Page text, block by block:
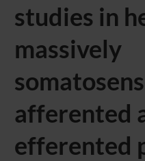
studies in
massively
afferented
efferented